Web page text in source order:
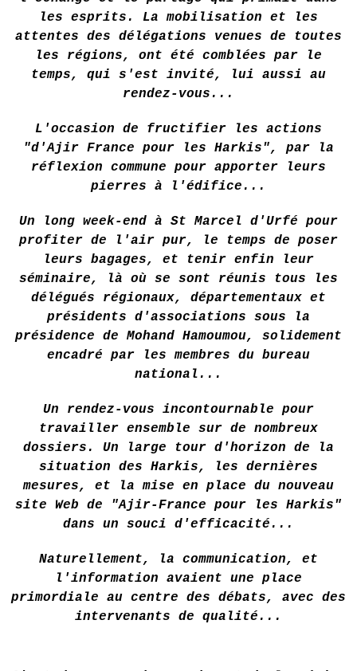
les esprits. La mobilisation et les
attentes des délégations venues de toutes
les régions, ont été comblées par le
temps, qui s'est invité, lui aussi au
rendez-vous...
L'occasion de fructifier les actions
"d'Ajir France pour les Harkis", par la
réflexion commune pour apporter leurs
pierres à l'édifice...
Un long week-end à St Marcel d'Urfé pour
profiter de l'air pur, le temps de poser
leurs bagages, et tenir enfin leur
séminaire, là où se sont réunis tous les
délégués régionaux, départementaux et
présidents d'associations sous la
présidence de Mohand Hamoumou, solidement
encadré par les membres du bureau
national...
Un rendez-vous incontournable pour
travailler ensemble sur de nombreux
dossiers. Un large tour d'horizon de la
situation des Harkis, les dernières
mesures, et la mise en place du nouveau
site Web de "Ajir-France pour les Harkis"
dans un souci d'efficacité...
Naturellement, la communication, et
l'information avaient une place
primordiale au centre des débats, avec des
intervenants de qualité...